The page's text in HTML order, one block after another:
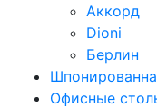
Аккорд
Dioni
Берлин
Офисные